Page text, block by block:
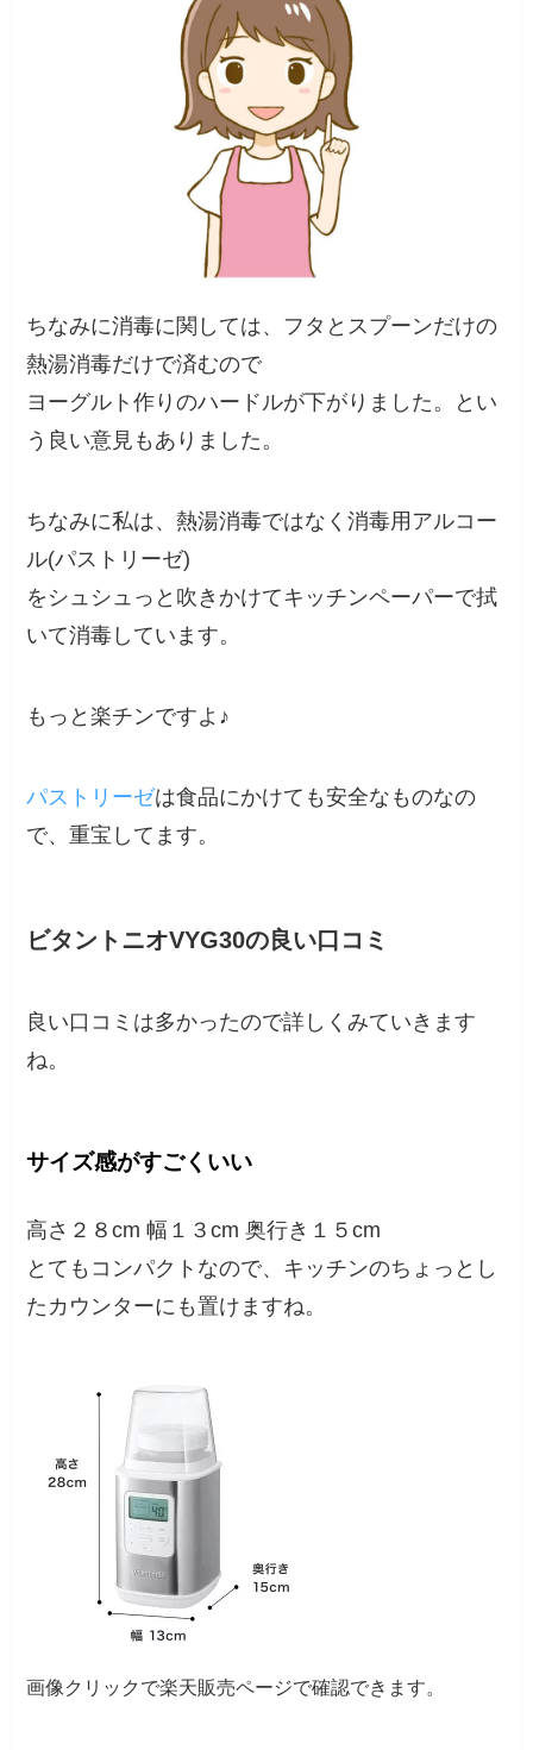
ちなみに消毒に関しては、フタとスプーンだけの
熱湯消毒だけで済むので
ヨーグルト作りのハードルが下がりました。とい
う良い意見もありました。
ちなみに私は、熱湯消毒ではなく消毒用アルコー
ル(パストリーゼ)
をシュシュっと吹きかけてキッチンペーパーで拭
いて消毒しています。
もっと楽チンですよ♪
パストリーゼは食品にかけても安全なものなの
で、重宝してます。
ビタントニオVYG30の良い口コミ
良い口コミは多かったので詳しくみていきます
ね。
サイズ感がすごくいい
高さ２８cm 幅１３cm 奥行き１５cm
とてもコンパクトなので、キッチンのちょっとし
たカウンターにも置けますね。
画像クリックで楽天販売ページで確認できます。